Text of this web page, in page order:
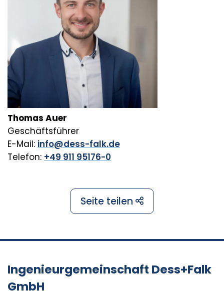
Thomas Auer
Geschäftsführer
E-Mail: info@dess-falk.de
Telefon: +49 911 95176-0
Seite teilen
Ingenieurgemeinschaft Dess+Falk
GmbH